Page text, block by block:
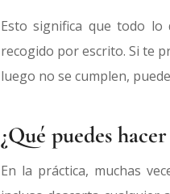
Esto significa que todo
recogido por escrito. Si te
luego no se cumplen,
¿Qué puedes
En la práctica, muchas